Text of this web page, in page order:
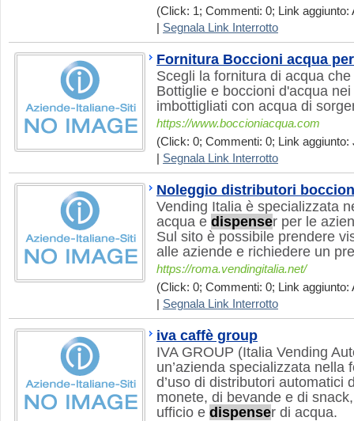
(Click: 1; Commenti: 0; Link aggiunto:
Segnala Link Interrotto
Fornitura Boccioni acqua
Scegli la fornitura di acqua
Bottiglie e boccioni d'acqua
imbottigliati con acqua di
https://www.boccioniacqua.com
(Click: 0; Commenti: 0; Link aggiunto:
Segnala Link Interrotto
Noleggio distributori
Vending Italia è specializzata
acqua e dispenser per le
Sul sito è possibile prendere
alle aziende e richiedere un
https://roma.vendingitalia.net/
(Click: 0; Commenti: 0; Link aggiunto:
Segnala Link Interrotto
iva caffè group
IVA GROUP (Italia Vending
un’azienda specializzata nella
d’uso di distributori automatici
monete, di bevande e di
ufficio e dispenser di acqua.